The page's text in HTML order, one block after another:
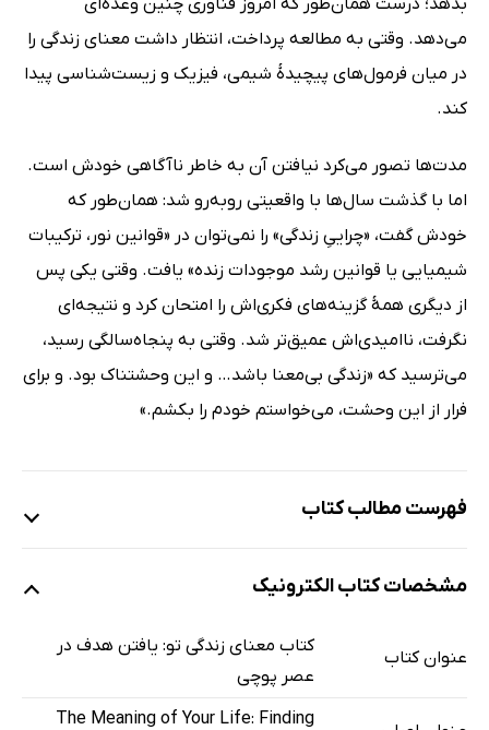
بدهد؛ درست همان‌طور که امروز فناوری چنین وعده‌ای
می‌دهد. وقتی به مطالعه پرداخت، انتظار داشت معنای زندگی را
در میان فرمول‌های پیچیدۀ شیمی، فیزیک و زیست‌شناسی پیدا
کند.
مدت‌ها تصور می‌کرد نیافتن آن به خاطر ناآگاهی خودش است.
اما با گذشت سال‌ها با واقعیتی روبه‌رو شد: همان‌طور که
خودش گفت، «چراییِ زندگی» را نمی‌توان در «قوانین نور، ترکیبات
شیمیایی یا قوانین رشد موجودات زنده» یافت. وقتی یکی پس
از دیگری همۀ گزینه‌های فکری‌اش را امتحان کرد و نتیجه‌ای
نگرفت، ناامیدی‌اش عمیق‌تر شد. وقتی به پنجاه‌سالگی رسید،
می‌ترسید که «زندگی بی‌معنا باشد… و این وحشتناک بود. و برای
فرار از این وحشت، می‌خواستم خودم را بکشم.»
فهرست مطالب کتاب
فصل اول: معنای معنا
معنای «معنای زندگی»
سه مولفه معنا
مشخصات کتاب الکترونیک
عنوان کتاب
کتاب معنای زندگی تو: یافتن هدف در
عصر پوچی
The Meaning of Your Life: Finding